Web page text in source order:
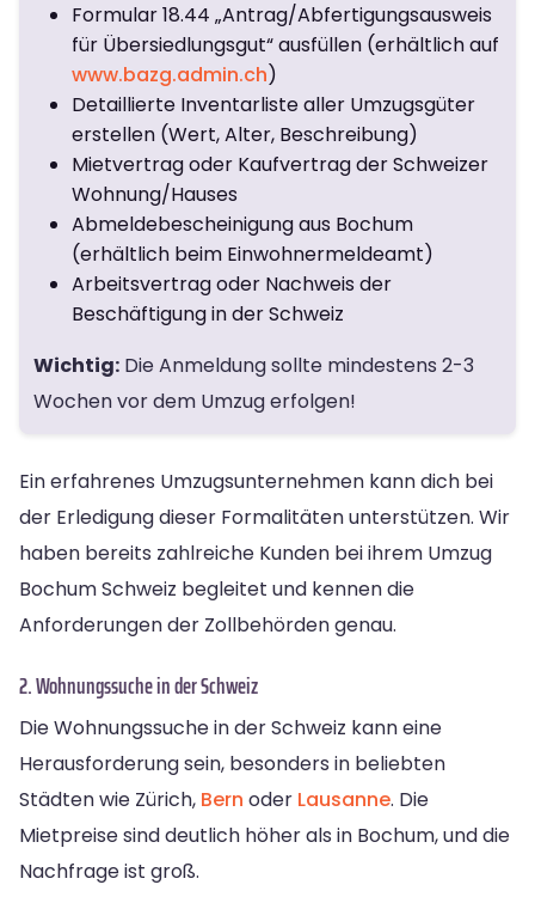
Formular 18.44 „Antrag/Abfertigungsausweis
für Übersiedlungsgut“ ausfüllen (erhältlich auf
www.bazg.admin.ch)
Detaillierte Inventarliste aller Umzugsgüter
erstellen (Wert, Alter, Beschreibung)
Mietvertrag oder Kaufvertrag der Schweizer
Wohnung/Hauses
Abmeldebescheinigung aus Bochum
(erhältlich beim Einwohnermeldeamt)
Arbeitsvertrag oder Nachweis der
Beschäftigung in der Schweiz
Wichtig: Die Anmeldung sollte mindestens 2-3
Wochen vor dem Umzug erfolgen!
Ein erfahrenes Umzugsunternehmen kann dich bei
der Erledigung dieser Formalitäten unterstützen. Wir
haben bereits zahlreiche Kunden bei ihrem Umzug
Bochum Schweiz begleitet und kennen die
Anforderungen der Zollbehörden genau.
2. Wohnungssuche in der Schweiz
Die Wohnungssuche in der Schweiz kann eine
Herausforderung sein, besonders in beliebten
Städten wie Zürich, Bern oder Lausanne. Die
Mietpreise sind deutlich höher als in Bochum, und die
Nachfrage ist groß.